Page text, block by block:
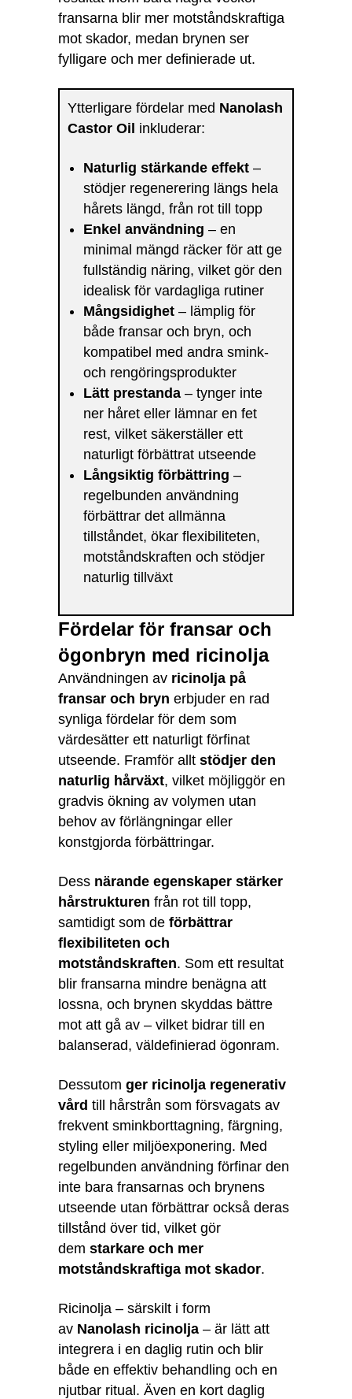
fransarna blir mer motståndskraftiga
mot skador, medan brynen ser
fylligare och mer definierade ut.
Ytterligare fördelar med Nanolash
Castor Oil inkluderar:
Naturlig stärkande effekt –
stödjer regenerering längs hela
hårets längd, från rot till topp
Enkel användning – en
minimal mängd räcker för att ge
fullständig näring, vilket gör den
idealisk för vardagliga rutiner
Mångsidighet – lämplig för
både fransar och bryn, och
kompatibel med andra smink-
och rengöringsprodukter
Lätt prestanda – tynger inte
ner håret eller lämnar en fet
rest, vilket säkerställer ett
naturligt förbättrat utseende
Långsiktig förbättring –
regelbunden användning
förbättrar det allmänna
tillståndet, ökar flexibiliteten,
motståndskraften och stödjer
naturlig tillväxt
Fördelar för fransar och
ögonbryn med ricinolja
Användningen av ricinolja på
fransar och bryn erbjuder en rad
synliga fördelar för dem som
värdesätter ett naturligt förfinat
utseende. Framför allt stödjer den
naturlig hårväxt, vilket möjliggör en
gradvis ökning av volymen utan
behov av förlängningar eller
konstgjorda förbättringar.
Dess närande egenskaper stärker
hårstrukturen från rot till topp,
samtidigt som de förbättrar
flexibiliteten och
motståndskraften. Som ett resultat
blir fransarna mindre benägna att
lossna, och brynen skyddas bättre
mot att gå av – vilket bidrar till en
balanserad, väldefinierad ögonram.
Dessutom ger ricinolja regenerativ
vård till hårstrån som försvagats av
frekvent sminkborttagning, färgning,
styling eller miljöexponering. Med
regelbunden användning förfinar den
inte bara fransarnas och brynens
utseende utan förbättrar också deras
tillstånd över tid, vilket gör
dem starkare och mer
motståndskraftiga mot skador.
Ricinolja – särskilt i form
av Nanolash ricinolja – är lätt att
integrera i en daglig rutin och blir
både en effektiv behandling och en
njutbar ritual. Även en kort daglig